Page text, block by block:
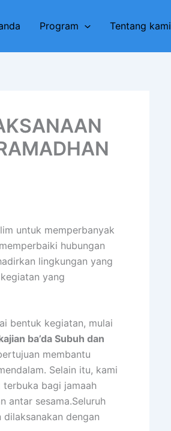
Program Tentang kami
untuk memperbanyak
hubungan
lingkungan yang
yang
bentuk kegiatan, mulai
ba’da Subuh dan
membantu
Selain itu, kami
terbuka bagi jamaah
antar sesama.Seluruh
dengan